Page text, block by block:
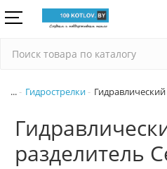
... Гидрострелки
разделитель